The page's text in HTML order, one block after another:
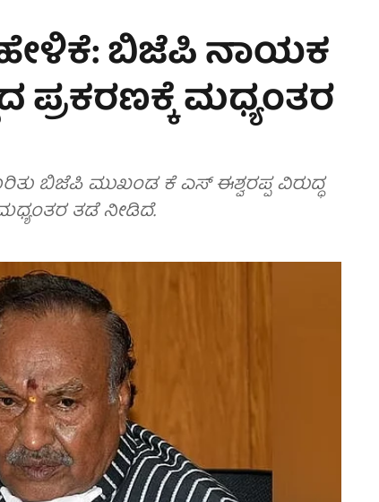
ಬಿಜೆಪಿ ನಾಯಕ
ಪ್ರಕರಣಕ್ಕೆ ಮಧ್ಯಂತರ
ಬಿಜೆಪಿ ಮುಖಂಡ ಕೆ ಎಸ್ ಈಶ್ವರಪ್ಪ ವಿರುದ್ಧ
ತಡೆ ನೀಡಿದೆ.